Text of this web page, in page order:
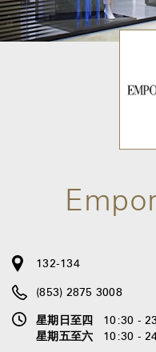
132-134
(853) 2875 3008
星期日至四 10:30 -
星期五至六 10:30 -